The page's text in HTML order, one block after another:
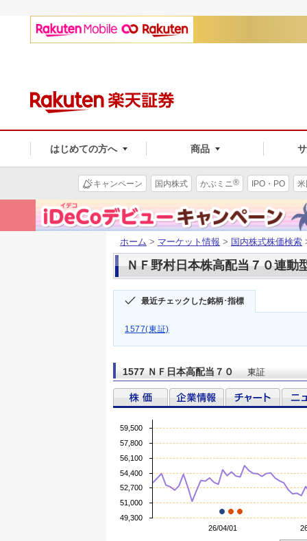
はじめての方へ 商品
キャンペーン 国内株式 かぶミニ® IPO・PO
ホーム > マーケット情報 > 国内株式株価検索
ＮＦ野村日本株高配当７０連動
最近チェックした銘柄･指標
1577(東証)
1577 ＮＦ日本高配当７０ 東証